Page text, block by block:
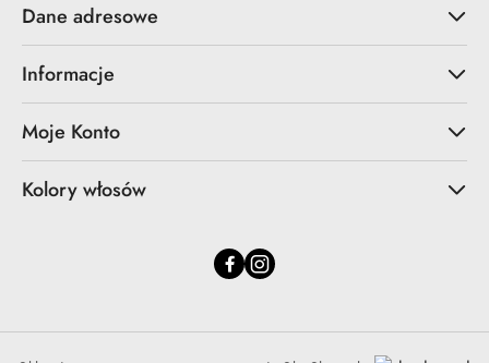
Dane adresowe
Informacje
Moje Konto
Kolory włosów